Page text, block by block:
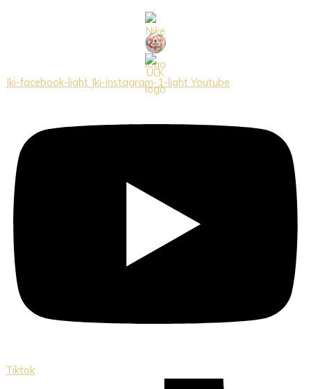
Jki-facebook-light Jki-instagram-1-light Youtube
Tiktok